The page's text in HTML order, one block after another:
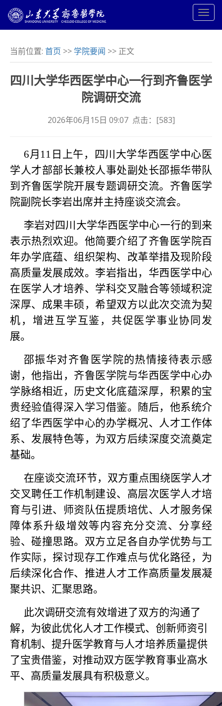
当前位置: 首页 >> 学院要闻 >> 正文
四川大学华西医学中心一行到齐鲁医学
院调研交流
2026年06月15日 09:07 点击：[583]
6月11日上午，四川大学华西医学中心医
学人才部部长兼校人事处副处长邵振华带队
到齐鲁医学院开展专题调研交流。齐鲁医学
院副院长李岩出席并主持座谈交流会。
李岩对四川大学华西医学中心一行的到来
表示热烈欢迎。他简要介绍了齐鲁医学院百
年办学底蕴、组织架构、改革举措及现阶段
高质量发展成效。李岩指出，华西医学中心
在医学人才培养、学科交叉融合等领域积淀
深厚、成果丰硕，希望双方以此次交流为契
机，增进互学互鉴，共促医学事业协同发
展。
邵振华对齐鲁医学院的热情接待表示感
谢，他指出，齐鲁医学院与华西医学中心办
学脉络相近，历史文化底蕴深厚，积累的宝
贵经验值得深入学习借鉴。随后，他系统介
绍了华西医学中心的办学概况、人才工作体
系、发展特色等，为双方后续深度交流奠定
基础。
在座谈交流环节，双方重点围绕医学人才
交叉聘任工作机制建设、高层次医学人才培
育与引进、师资队伍提质培优、人才服务保
障体系升级增效等内容充分交流、分享经
验、碰撞思路。双方立足各自办学优势与工
作实际，探讨现存工作难点与优化路径，为
后续深化合作、推进人才工作高质量发展凝
聚共识、汇聚思路。
此次调研交流有效增进了双方的沟通了
解，为彼此优化人才工作模式、创新师资引
育机制、提升医学教育与人才培养质量提供
了宝贵借鉴，对推动双方医学教育事业高水
平、高质量发展具有积极意义。